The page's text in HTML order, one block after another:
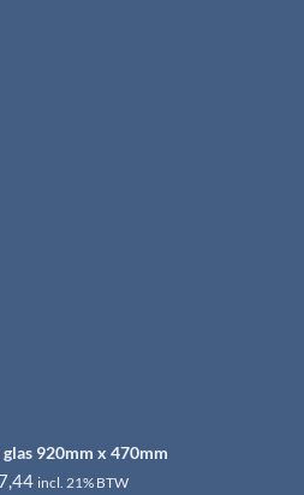
920mm x 470mm
Huidige
incl. 21% BTW